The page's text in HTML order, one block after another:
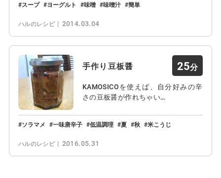
スープ ヨーグルト 味噌 味噌汁 簡単
ハルのレシピ 2014.03.04
手作り豆板醤 25
KAMOSICOを使えば、自分好みの辛
さの豆板醤が作れちゃい…
ソラマメ 一味唐辛子 低温調理 夏 秋 米こうじ
ハルのレシピ 2016.05.31